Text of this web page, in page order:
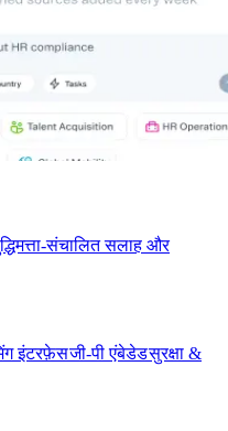
संचालित सलाह और
इंटरफ़ेस​​जी-पी एंबेडेड​​सुरक्षा &